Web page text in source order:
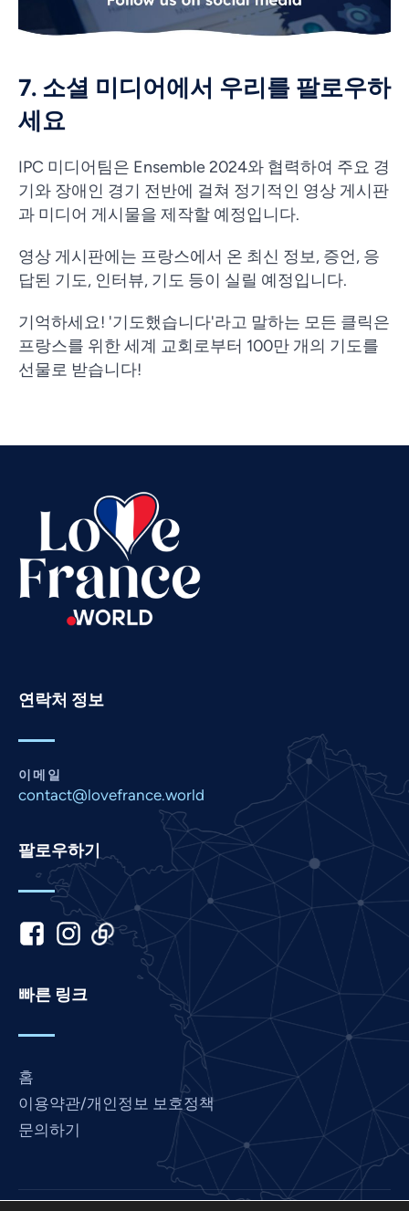
7. 소셜 미디어에서 우리를 팔로우하
세요
IPC 미디어팀은 Ensemble 2024와 협력하여 주요 경
기와 장애인 경기 전반에 걸쳐 정기적인 영상 게시판
과 미디어 게시물을 제작할 예정입니다.
영상 게시판에는 프랑스에서 온 최신 정보, 증언, 응
답된 기도, 인터뷰, 기도 등이 실릴 예정입니다.
기억하세요! '기도했습니다'라고 말하는 모든 클릭은
프랑스를 위한 세계 교회로부터 100만 개의 기도를
선물로 받습니다!
연락처 정보
이메일
contact@lovefrance.world
팔로우하기
빠른 링크
홈
이용약관/개인정보 보호정책
문의하기
Bengali
Finnish
French
German
Indonesian
Italian
Kannada
Malay
Marathi
Nepali
Vietnamese